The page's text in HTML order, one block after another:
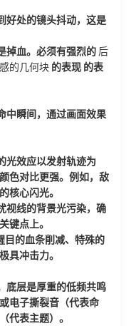
好处的镜头抖动，这是
掉血。必须有强烈的后
的几何块 的表现 的表
中瞬间，通过画面效果
光效应以发射轨迹为
色对比更强。例如，敌
核心闪光。
视线的背景光污染，确
键点上。
目的血条削减、特殊的
具冲击力。
底层是厚重的低频共鸣
电子撕裂音（代表命
代表主题）。